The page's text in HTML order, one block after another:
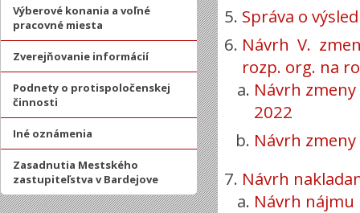
Výberové konania a voľné
pracovné miesta
Zverejňovanie informácií
Podnety o protispoločenskej
činnosti
Iné oznámenia
Zasadnutia Mestského
zastupiteľstva v Bardejove
Správa o
Návrh V.
rozp. org. na
Návrh
2022
Návrh
Návrh
Návrh